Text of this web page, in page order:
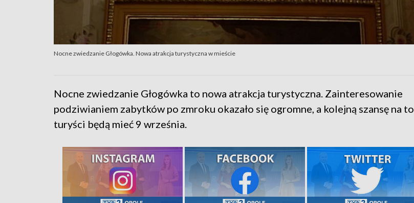
Nocne zwiedzanie Głogówka. Nowa atrakcja turystyczna w mieście
Nocne zwiedzanie Głogówka to nowa atrakcja turystyczna. Zainteresowanie
podziwianiem zabytków po zmroku okazało się ogromne, a kolejną szansę na to
turyści będą mieć 9 września.